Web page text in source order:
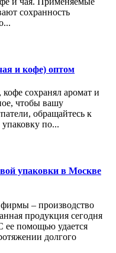
сохранность
и кофе) оптом
сохранял аромат и
чтобы вашу
обращайтесь к
по...
упаковки в Москве
– производство
продукция сегодня
ее помощью удается
долгого